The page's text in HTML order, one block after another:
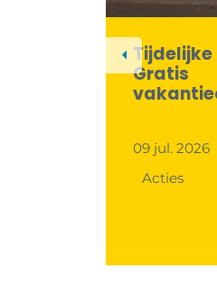
Previous
Gratis
09 jul. 2026
Acties